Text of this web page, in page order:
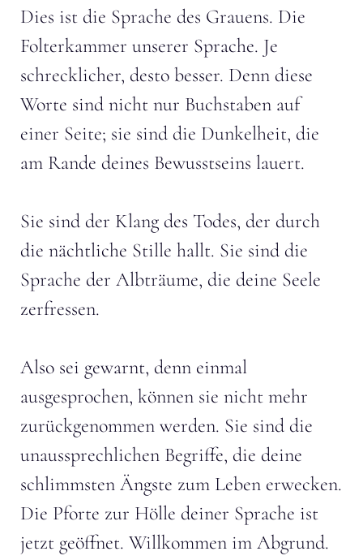
Dies ist die Sprache des Grauens. Die
Folterkammer unserer Sprache. Je
schrecklicher, desto besser. Denn diese
Worte sind nicht nur Buchstaben auf
einer Seite; sie sind die Dunkelheit, die
am Rande deines Bewusstseins lauert.
Sie sind der Klang des Todes, der durch
die nächtliche Stille hallt. Sie sind die
Sprache der Albträume, die deine Seele
zerfressen.
Also sei gewarnt, denn einmal
ausgesprochen, können sie nicht mehr
zurückgenommen werden. Sie sind die
unaussprechlichen Begriffe, die deine
schlimmsten Ängste zum Leben erwecken.
Die Pforte zur Hölle deiner Sprache ist
jetzt geöffnet. Willkommen im Abgrund.